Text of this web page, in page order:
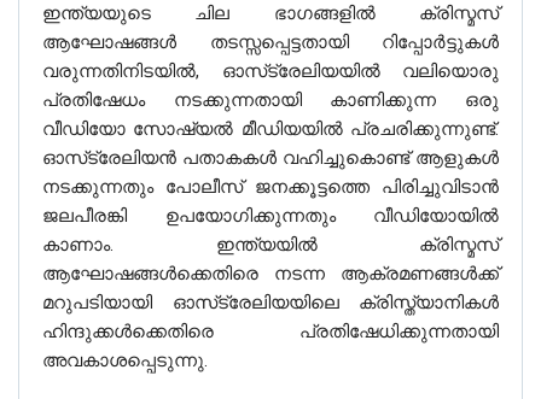
ഇന്ത്യയുടെ ചില ഭാഗങ്ങളിൽ ക്രിസ്മസ്
ആഘോഷങ്ങൾ തടസ്സപ്പെട്ടതായി റിപ്പോർട്ടുകൾ
വരുന്നതിനിടയിൽ, ഓസ്‌ട്രേലിയയിൽ വലിയൊരു
പ്രതിഷേധം നടക്കുന്നതായി കാണിക്കുന്ന ഒരു
വീഡിയോ സോഷ്യൽ മീഡിയയിൽ പ്രചരിക്കുന്നുണ്ട്.
ഓസ്‌ട്രേലിയൻ പതാകകൾ വഹിച്ചുകൊണ്ട് ആളുകൾ
നടക്കുന്നതും പോലീസ് ജനക്കൂട്ടത്തെ പിരിച്ചുവിടാൻ
ജലപീരങ്കി ഉപയോഗിക്കുന്നതും വീഡിയോയിൽ
കാണാം. ഇന്ത്യയിൽ ക്രിസ്മസ്
ആഘോഷങ്ങൾക്കെതിരെ നടന്ന ആക്രമണങ്ങൾക്ക്
മറുപടിയായി ഓസ്‌ട്രേലിയയിലെ ക്രിസ്ത്യാനികൾ
ഹിന്ദുക്കൾക്കെതിരെ പ്രതിഷേധിക്കുന്നതായി
അവകാശപ്പെടുന്നു.